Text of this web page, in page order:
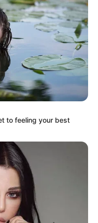
ΑΡΈΣΕΙ
ΕΓΓΡΑΦΕΊΤΕ
ΑΚΟΛΟΥΘΉΣΤΕ
to feeling your best